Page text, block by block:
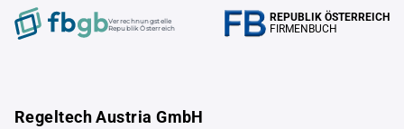
Verrechnungstelle
Republik Österreich
REPUBLIK ÖSTERREICH
FIRMENBUCH
Regeltech Austria GmbH